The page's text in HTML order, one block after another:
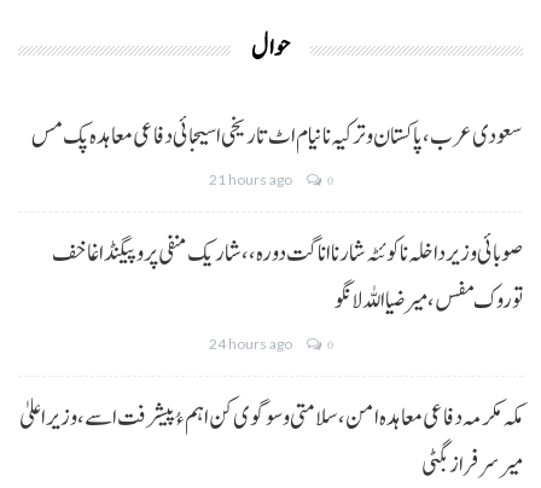
حوال
سعودی عرب، پاکستان و ترکیہ نا نیام اٹ تاریخی اسیجائی دفاعی معاہدہ پک مس
21 hours ago 0
صوبائی وزیر داخلہ نا کوئٹہ شار نا اناگت دورہ،، شاریک منفی پروپیگنڈا غا خف
توروک مفس، میر ضیا اللہ لانگو
24 hours ago 0
مکہ مکرمہ دفاعی معاہدہ امن، سلامتی و سوگوی کن اہم ءُ پیشرفت اسے،وزیراعلیٰ
میر سرفراز بگٹی